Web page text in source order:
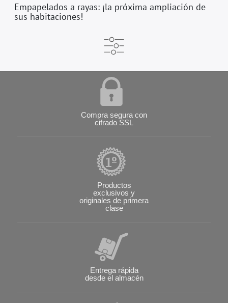
Empapelados a rayas: ¡la próxima ampliación de
sus habitaciones!
Compra segura con
cifrado SSL
Productos
exclusivos y
originales de primera
clase
Entrega rápida
desde el almacén